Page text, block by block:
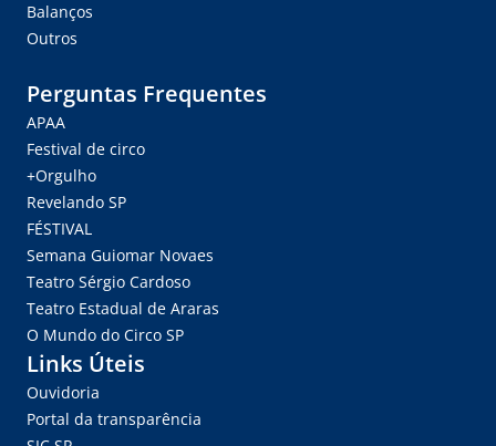
Balanços
Outros
Perguntas Frequentes
APAA
Festival de circo
+Orgulho
Revelando SP
FÉSTIVAL
Semana Guiomar Novaes
Teatro Sérgio Cardoso
Teatro Estadual de Araras
O Mundo do Circo SP
Links Úteis
Ouvidoria
Portal da transparência